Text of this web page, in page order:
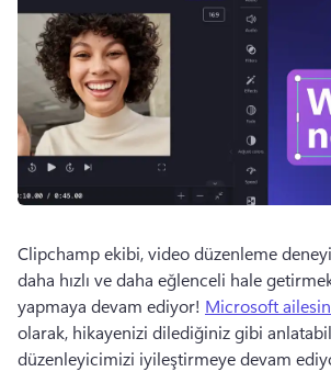
Clipchamp ekibi, video düzenleme
daha hızlı ve daha eğlenceli hale
yapmaya devam ediyor! Microsoft
olarak, hikayenizi dilediğiniz gibi
düzenleyicimizi iyileştirmeye devam